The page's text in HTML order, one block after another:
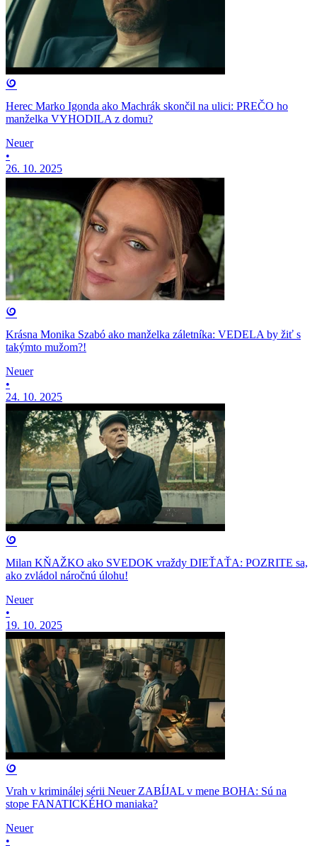
Herec Marko Igonda ako Machrák skončil na ulici: PREČO ho
manželka VYHODILA z domu?
Neuer
•
26. 10. 2025
Krásna Monika Szabó ako manželka záletníka: VEDELA by žiť s
takýmto mužom?!
Neuer
•
24. 10. 2025
Milan KŇAŽKO ako SVEDOK vraždy DIEŤAŤA: POZRITE sa,
ako zvládol náročnú úlohu!
Neuer
•
19. 10. 2025
Vrah v kriminálej sérii Neuer ZABÍJAL v mene BOHA: Sú na
stope FANATICKÉHO maniaka?
Neuer
•